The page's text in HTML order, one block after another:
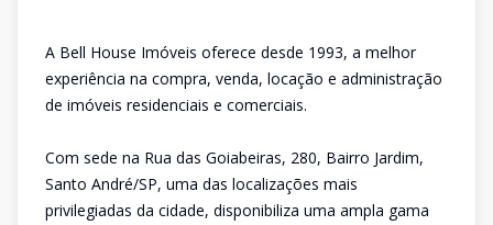
A Bell House Imóveis oferece desde 1993, a melhor
experiência na compra, venda, locação e administração
de imóveis residenciais e comerciais.
Com sede na Rua das Goiabeiras, 280, Bairro Jardim,
Santo André/SP, uma das localizações mais
privilegiadas da cidade, disponibiliza uma ampla gama